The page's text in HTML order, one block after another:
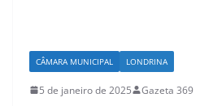
CÂMARA MUNICIPAL LONDRINA
5 de janeiro de 2025 Gazeta 369